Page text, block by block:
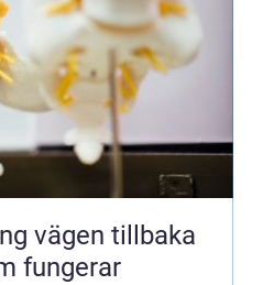
fungerar